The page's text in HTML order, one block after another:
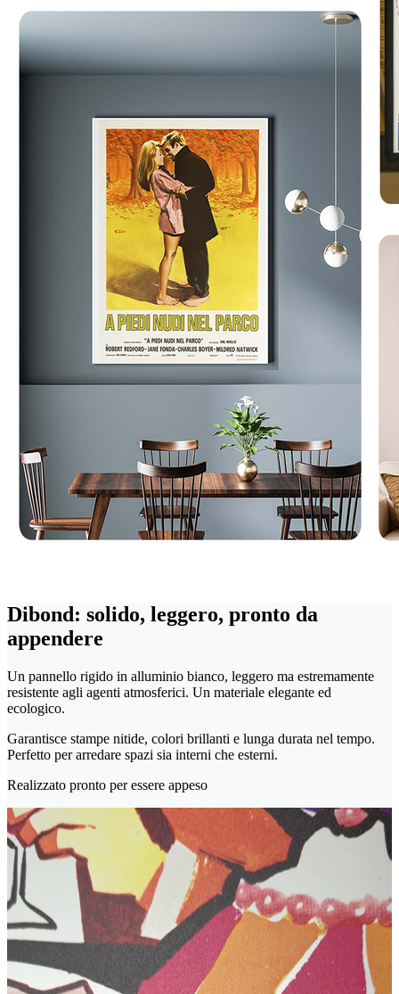
Dibond: solido, leggero, pronto da
appendere
Un pannello rigido in alluminio bianco, leggero ma estremamente
resistente agli agenti atmosferici. Un materiale elegante ed
ecologico.
Garantisce stampe nitide, colori brillanti e lunga durata nel tempo.
Perfetto per arredare spazi sia interni che esterni.
Realizzato pronto per essere appeso